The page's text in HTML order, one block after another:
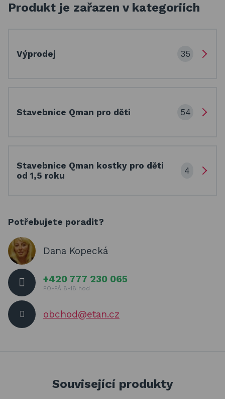
Produkt je zařazen v kategoriích
Výprodej 35
Stavebnice Qman pro děti 54
Stavebnice Qman kostky pro děti
od 1,5 roku
4
Potřebujete poradit?
Dana Kopecká
+420 777 230 065
PO-PÁ 8-18 hod
obchod@etan.cz
Související produkty